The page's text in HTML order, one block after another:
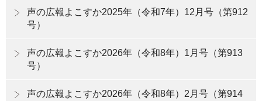
声の広報よこすか2025年（令和7年）12月号（第912
号）
声の広報よこすか2026年（令和8年）1月号（第913
号）
声の広報よこすか2026年（令和8年）2月号（第914